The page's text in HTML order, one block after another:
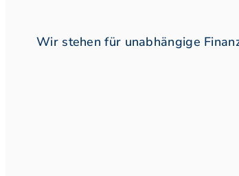
Wir stehen für unabhängige